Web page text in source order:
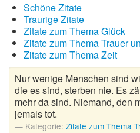
Schöne Zitate
Traurige Zitate
Zitate zum Thema Glück
Zitate zum Thema Trauer
Zitate zum Thema Zeit
Nur wenige Menschen sind
die es sind, sterben nie. Es
mehr da sind. Niemand, den
jemals tot.
Kategorie: Zitate zum Thema